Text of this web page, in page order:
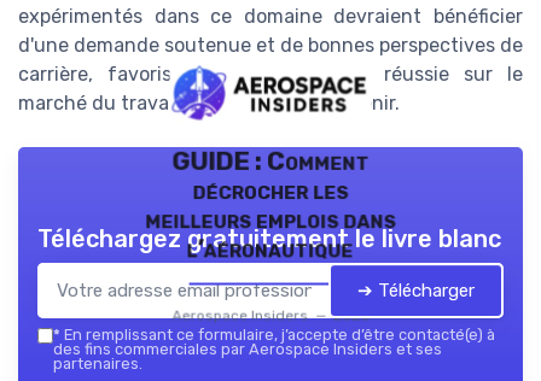
expérimentés dans ce domaine devraient bénéficier
d'une demande soutenue et de bonnes perspectives de
carrière, favorisant une intégration réussie sur le
marché du travail dans les années à venir.
GUIDE : Comment
décrocher les
meilleurs emplois dans
l’aéronautique
Aerospace Insiders — 2026
Téléchargez gratuitement le livre blanc
➔ Télécharger
* En remplissant ce formulaire, j’accepte d’être contacté(e) à
des fins commerciales par Aerospace Insiders et ses
partenaires.